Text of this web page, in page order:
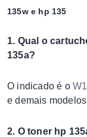
135w e hp 135
1. Qual o
135a?
O indicado é o
e demais
2. O toner hp